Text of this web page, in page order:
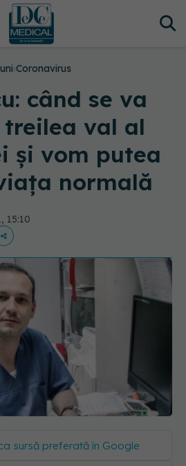
›Coronavirus
când se va
val al
și vom putea
normală
15:10
sursă preferată în Google